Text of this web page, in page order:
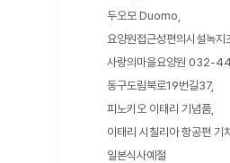
두오모 Duomo
요양원접근성편의시설녹지
사랑의마을요양원 032-
동구도림북로19번길37
피노키오 이태리 기념품
이태리 시칠리아 항공편 기
일본식사예절